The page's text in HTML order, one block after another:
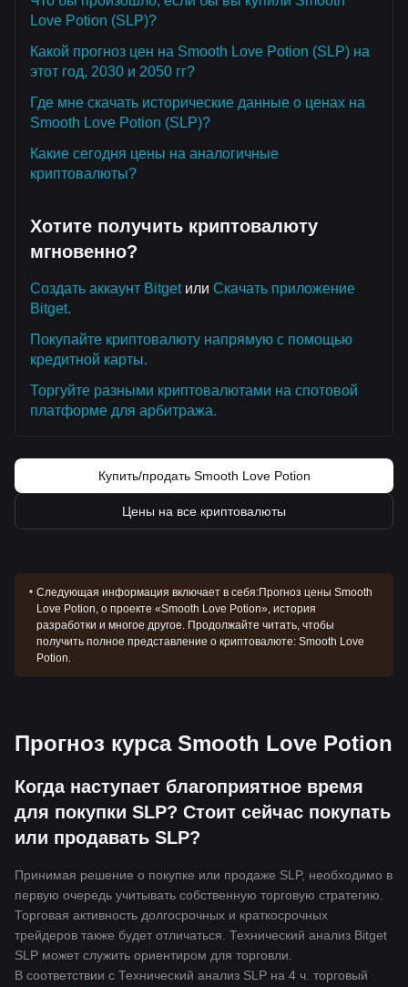
Love Potion (SLP)?
Какой прогноз цен на Smooth Love Potion (SLP) на
этот год, 2030 и 2050 гг?
Где мне скачать исторические данные о ценах на
Smooth Love Potion (SLP)?
Какие сегодня цены на аналогичные
криптовалюты?
Хотите получить криптовалюту
мгновенно?
Создать аккаунт Bitgetили Скачать приложение
Bitget.
Покупайте криптовалюту напрямую с помощью
кредитной карты.
Торгуйте разными криптовалютами на спотовой
платформе для арбитража.
Купить/продать Smooth Love Potion
Цены на все криптовалюты
Следующая информация включает в себя:Прогноз цены Smooth
Love Potion, о проекте «Smooth Love Potion», история
разработки и многое другое. Продолжайте читать, чтобы
получить полное представление о криптовалюте: Smooth Love
Potion.
Прогноз курса Smooth Love Potion
Когда наступает благоприятное время
для покупки SLP? Стоит сейчас покупать
или продавать SLP?
Принимая решение о покупке или продаже SLP, необходимо в
первую очередь учитывать собственную торговую стратегию.
Торговая активность долгосрочных и краткосрочных
трейдеров также будет отличаться. Технический анализ Bitget
SLP может служить ориентиром для торговли.
В соответствии с Технический анализ SLP на 4 ч. торговый